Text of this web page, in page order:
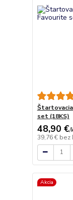
Štartovacia
set (18KS)
48,90 €/
39,76 € bez
Akcia